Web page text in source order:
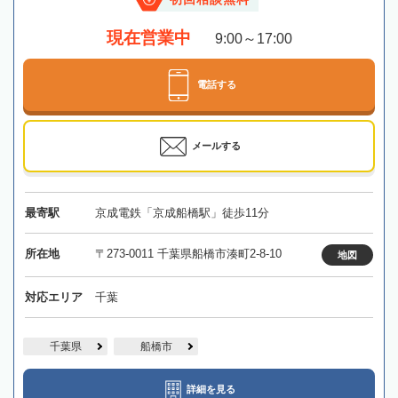
現在営業中 9:00～17:00
電話する
メールする
最寄駅 京成電鉄「京成船橋駅」徒歩11分
所在地 〒273-0011 千葉県船橋市湊町2-8-10 地図
対応エリア 千葉
千葉県 船橋市
詳細を見る